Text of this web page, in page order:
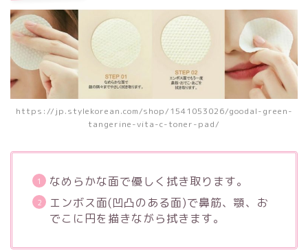
https://jp.stylekorean.com/shop/1541053026/goodal-green-
tangerine-vita-c-toner-pad/
なめらかな面で優しく拭き取ります。
エンボス面(凹凸のある面)で鼻筋、顎、お
でこに円を描きながら拭きます。